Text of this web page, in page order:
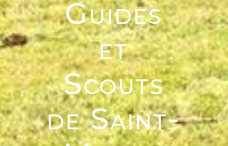
Guides
et
Scouts
de Saint-